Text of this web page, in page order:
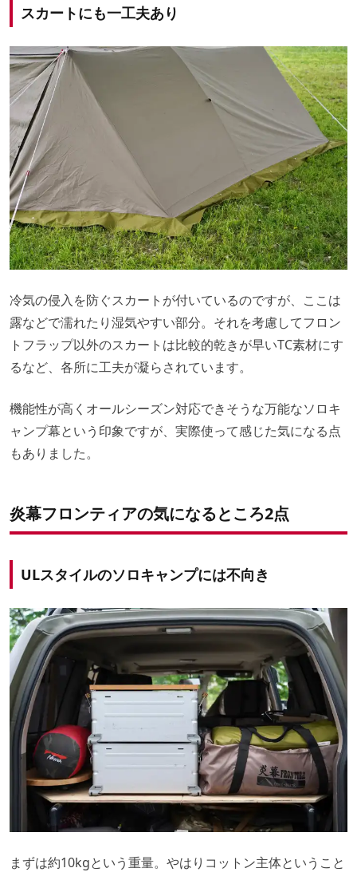
スカートにも一工夫あり
冷気の侵入を防ぐスカートが付いているのですが、ここは
露などで濡れたり湿気やすい部分。それを考慮してフロン
トフラップ以外のスカートは比較的乾きが早いTC素材にす
るなど、各所に工夫が凝らされています。
機能性が高くオールシーズン対応できそうな万能なソロキ
ャンプ幕という印象ですが、実際使って感じた気になる点
もありました。
炎幕フロンティアの気になるところ2点
ULスタイルのソロキャンプには不向き
まずは約10kgという重量。やはりコットン主体ということ